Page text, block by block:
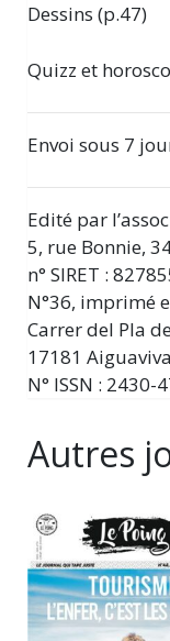
Dessins (p.47)
Quizz et
Envoi sous 7
Edité par
5, rue Bonnie,
n° SIRET :
N°36, imprimé
Carrer del Pla
17181
N° ISSN : 2430-
Autres